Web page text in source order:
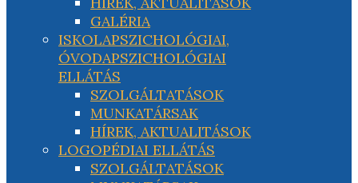
GALÉRIA
ISKOLAPSZICHOLÓGIAI,
ÓVODAPSZICHOLÓGIAI
ELLÁTÁS
SZOLGÁLTATÁSOK
MUNKATÁRSAK
HÍREK, AKTUALITÁSOK
LOGOPÉDIAI ELLÁTÁS
SZOLGÁLTATÁSOK